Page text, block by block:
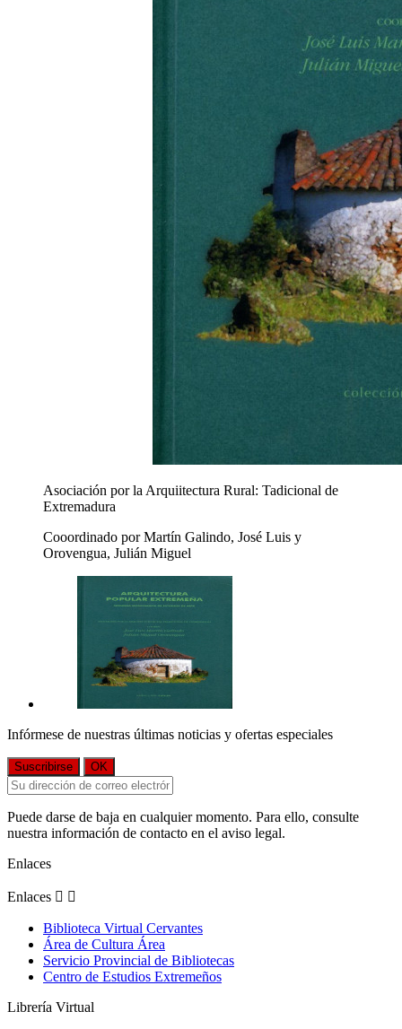
Asociación por la Arquiitectura Rural: Tadicional de
Extremadura
Cooordinado por Martín Galindo, José Luis y
Orovengua, Julián Miguel
Infórmese de nuestras últimas noticias y ofertas especiales
Puede darse de baja en cualquier momento. Para ello, consulte
nuestra información de contacto en el aviso legal.
Enlaces
Enlaces  
Biblioteca Virtual Cervantes
Área de Cultura Área
Servicio Provincial de Bibliotecas
Centro de Estudios Extremeños
Librería Virtual